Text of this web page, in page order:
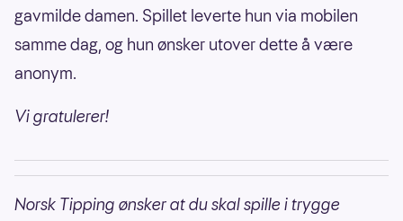
gavmilde damen. Spillet leverte hun via mobilen
samme dag, og hun ønsker utover dette å være
anonym.
Vi gratulerer!
Norsk Tipping ønsker at du skal spille i trygge